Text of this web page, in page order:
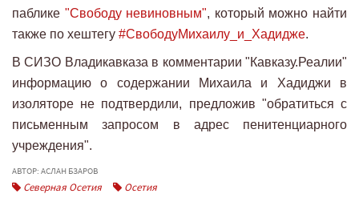
паблике "Свободу невиновным", который можно найти
также по хештегу #СвободуМихаилу_и_Хадидже.
В СИЗО Владикавказа в комментарии "Кавказу.Реалии"
информацию о содержании Михаила и Хадиджи в
изоляторе не подтвердили, предложив "обратиться с
письменным запросом в адрес пенитенциарного
учреждения".
АВТОР: АСЛАН БЗАРОВ
Северная Осетия Осетия